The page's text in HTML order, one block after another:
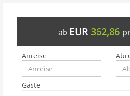
ab EUR 362,86
Anreise
Gäste